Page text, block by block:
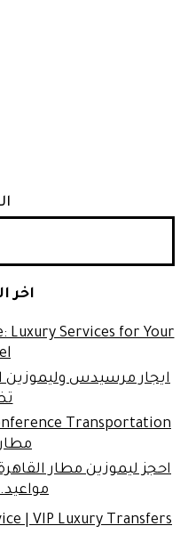
اخر
Luxury Services for Your
ايجار مرسيدس وليموزين
| VIP Luxury Transfers